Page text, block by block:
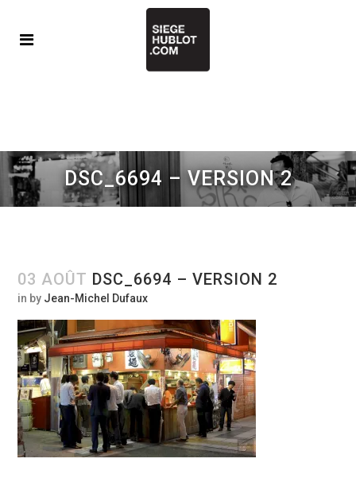
DSC_6694 – VERSION 2
03 AOÛT DSC_6694 – VERSION 2
in by Jean-Michel Dufaux